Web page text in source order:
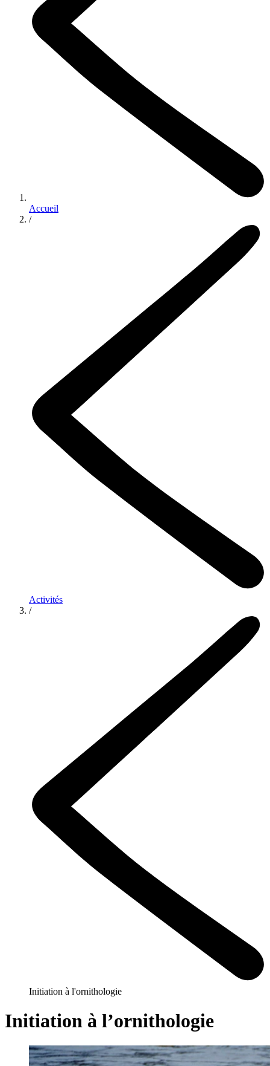
Accueil
/
Activités
/
Initiation à l'ornithologie
Initiation à l’ornithologie